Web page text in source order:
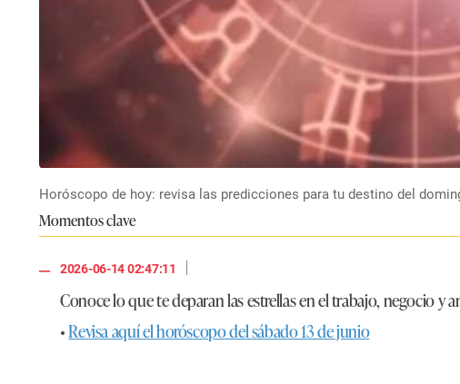
Horóscopo de hoy: revisa las predicciones para tu destino del
Momentos clave
2026-06-14 02:47:11
|
Conoce lo que te deparan las estrellas en el trabajo, negocio y
•Revi sa aquí el horóscopo del sábado 13 de junio